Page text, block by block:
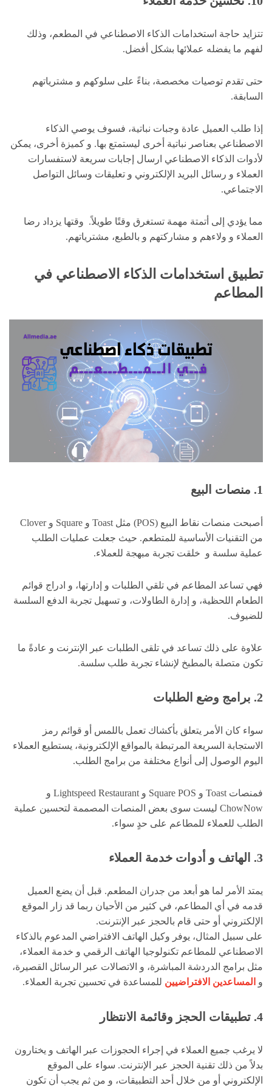
تتزايد حاجة استخدامات الذكاء الاصطناعي في المطعم، وذلك
لفهم ما يفضله عملائها بشكل أفضل.
حتى تقدم توصيات مخصصة، بناءً على سلوكهم و مشترياتهم
السابقة.
إذا طلب العميل عادة وجبات نباتية، فسوف يوصي الذكاء
الاصطناعي بعناصر نباتية أخرى ليستمتع بها. و كميزة أخرى، يمكن
لأدوات الذكاء الاصطناعي ارسال إجابات سريعة لاستفسارات
العملاء و رسائل البريد الإلكتروني و تعليقات وسائل التواصل
الاجتماعي.
مما يؤدي إلى أتمتة مهمة تستغرق وقتًا طويلاً. وقتها يزداد رضا
العملاء و ولاءهم و مشاركتهم و بالطبع، مشترياتهم.
تطبيق استخدامات الذكاء الاصطناعي في
المطاعم
1. منصات البيع
أصبحت منصات نقاط البيع (POS) مثل Toast و Square و Clover
من التقنيات الأساسية للمتطعم. حيث جعلت عمليات الطلب
عملية سلسة و خلقت تجربة مبهجة للعملاء.
فهي تساعد المطاعم في تلقي الطلبات و إدارتها، و ادراج قوائم
الطعام اللحظية، و إدارة الطاولات، و تسهيل تجربة الدفع السلسة
للضيوف.
علاوة على ذلك تساعد في تلقى الطلبات عبر الإنترنت و عادةً ما
تكون متصلة بالمطبخ لإنشاء تجربة طلب سلسة.
2. برامج وضع الطلبات
سواء كان الأمر يتعلق بأكشاك تعمل باللمس أو قوائم رمز
الاستجابة السريعة المرتبطة بالمواقع الإلكترونية، يستطيع العملاء
اليوم الوصول إلى أنواع مختلفة من برامج الطلب.
فمنصات Toast و Square POS و Lightspeed Restaurant و
ChowNow ليست سوى بعض المنصات المصممة لتحسين عملية
الطلب للعملاء للمطاعم على حدٍ سواء.
3. الهاتف و أدوات خدمة العملاء
يمتد الأمر لما هو أبعد من جدران المطعم. قبل أن يضع العميل
قدمه في أي المطاعم، في كثير من الأحيان ربما قد زار الموقع
الإلكتروني أو حتى قام بالحجز عبر الإنترنت.
على سبيل المثال، يوفر وكيل الهاتف الافتراضي المدعوم بالذكاء
الاصطناعي للمطاعم تكنولوجيا الهاتف الرقمي و خدمة العملاء،
مثل برامج الدردشة المباشرة، و الاتصالات عبر الرسائل القصيرة،
و المساعدين الافتراضيين للمساعدة في تحسين تجربة العملاء.
4. تطبيقات الحجز وقائمة الانتظار
لا يرغب جميع العملاء في إجراء الحجوزات عبر الهاتف و يختارون
بدلاً من ذلك تقنية الحجز عبر الإنترنت. سواء على الموقع
الإلكتروني أو من خلال أحد التطبيقات، و من ثم يجب أن تكون